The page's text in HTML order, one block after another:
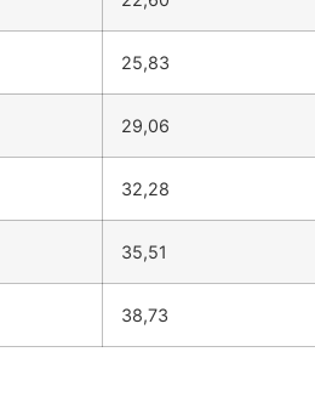
25,83
29,06
32,28
35,51
38,73